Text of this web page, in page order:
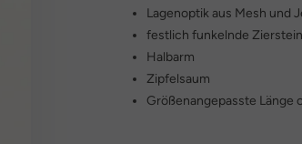
Lagenoptik aus Mesh und
festlich funkelnde
Halbarm
Zipfelsaum
Größenangepasste Länge